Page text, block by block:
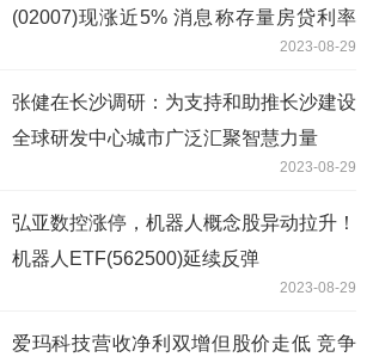
(02007)现涨近5% 消息称存量房贷利率
2023-08-29
张健在长沙调研：为支持和助推长沙建设
全球研发中心城市广泛汇聚智慧力量
2023-08-29
弘亚数控涨停，机器人概念股异动拉升！
机器人ETF(562500)延续反弹
2023-08-29
爱玛科技营收净利双增但股价走低 竞争